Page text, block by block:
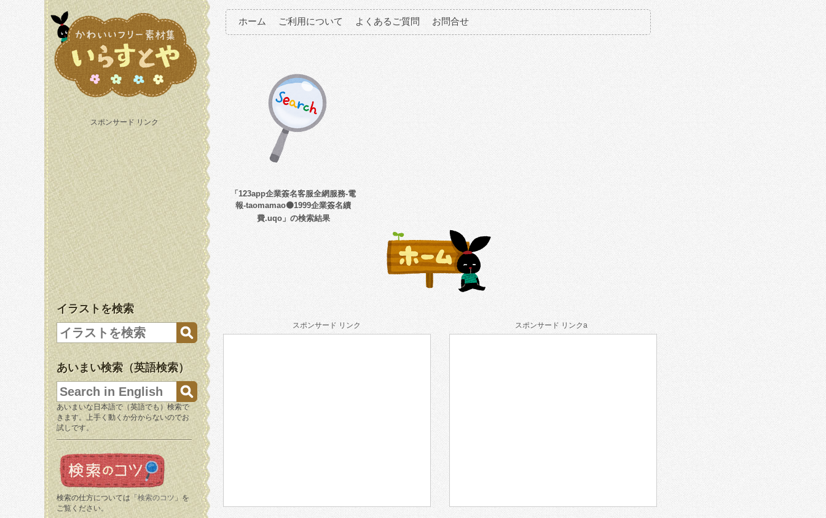
スポンサード リンク
イラストを検索
あいまい検索（英語検索）
あいまいな日本語で（英語でも）検索で
きます。上手く動くか分からないのでお
試しです。
検索の仕方については「 検索のコツ 」を
ご覧ください。
ホーム ご利用について よくあるご質問 お問合せ
「123app企業簽名客服全網服務-電
報-taomamao🟠1999企業簽名續
費.uqo」の検索結果
スポンサード リンク スポンサード リンクa